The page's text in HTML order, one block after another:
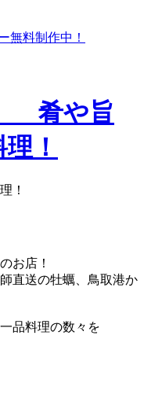
無料制作中！
お店！
直送の牡蠣、鳥取港か
品料理の数々を